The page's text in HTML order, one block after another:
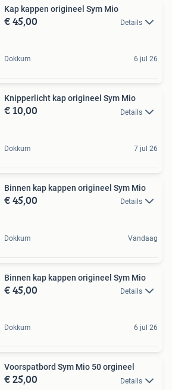
Kap kappen origineel Sym Mio
€ 45,00 Details
Dokkum 6 jul 26
Knipperlicht kap origineel Sym Mio
€ 10,00 Details
Dokkum 7 jul 26
Binnen kap kappen origineel Sym Mio
€ 45,00 Details
Dokkum Vandaag
Binnen kap kappen origineel Sym Mio
€ 45,00 Details
Dokkum 6 jul 26
Voorspatbord Sym Mio 50 orgineel
€ 25,00 Details